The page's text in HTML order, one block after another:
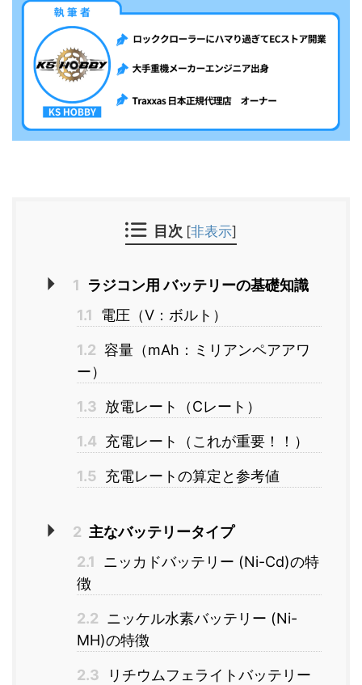
目次 [非表示]
1
ラジコン用 バッテリーの基礎知識
1.1
電圧（V：ボルト）
1.2 容量（mAh：ミリアンペアアワ
ー）
1.3 放電レート（Cレート）
1.4 充電レート（これが重要！！）
1.5 充電レートの算定と参考値
2 主なバッテリータイプ
2.1
ニッカドバッテリー (Ni-Cd)の特
徴
2.2 ニッケル水素バッテリー (Ni-
MH)の特徴
2.3
リチウムフェライトバッテリー